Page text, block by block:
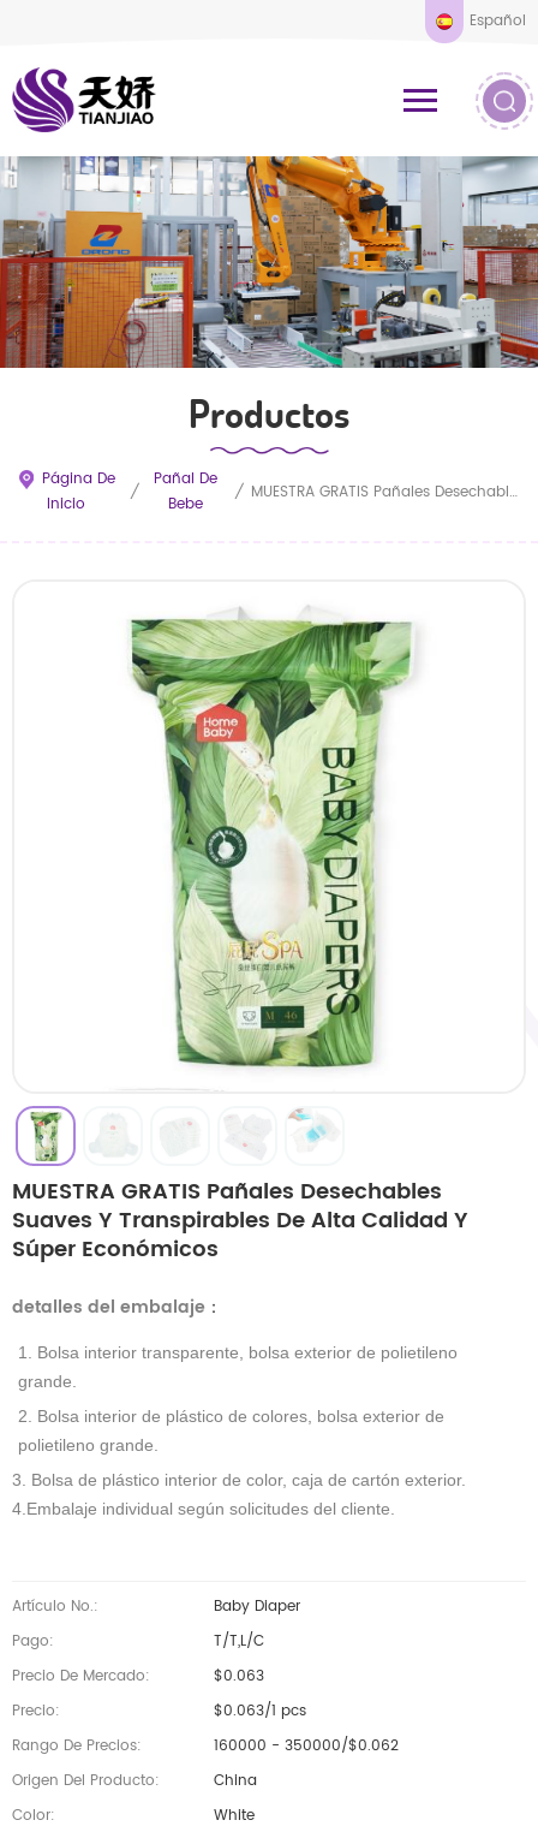
Español
Productos
Página De
Inicio
/
Pañal De
Bebe
/ MUESTRA GRATIS Pañales Desechables Suaves Y Transpirables De Alta Calidad Y Súper Económicos
MUESTRA GRATIS Pañales Desechables
Suaves Y Transpirables De Alta Calidad Y
Súper Económicos
detalles del embalaje ：
1. Bolsa interior transparente, bolsa exterior de polietileno
grande.
2. Bolsa interior de plástico de colores, bolsa exterior de
polietileno grande.
3. Bolsa de plástico interior de color, caja de cartón exterior.
4.Embalaje individual según solicitudes del cliente.
Artículo No.:
Baby Diaper
Pago:
T/T,L/C
Precio De Mercado:
$0.063
Precio:
$0.063/1 pcs
Rango De Precios:
160000 - 350000/$0.062
Origen Del Producto:
China
Color:
White